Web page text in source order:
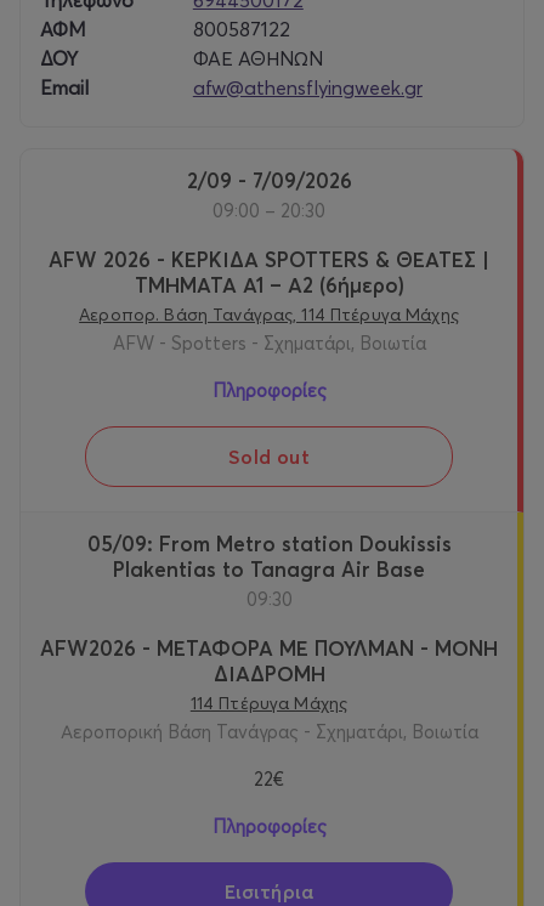
ΑΦΜ
800587122
ΔΟΥ
ΦΑΕ ΑΘΗΝΩΝ
Email
afw@athensflyingweek.gr
2/09 - 7/09/2026
09:00 – 20:30
AFW 2026 - ΚΕΡΚΙΔΑ SPOTTERS & ΘΕΑΤΕΣ |
ΤΜΗΜΑΤΑ Α1 – Α2 (6ήμερο)
Αεροπορ. Βάση Τανάγρας, 114 Πτέρυγα Μάχης
AFW - Spotters - Σχηματάρι, Βοιωτία
Πληροφορίες
Sold out
05/09: From Metro station Doukissis
Plakentias to Tanagra Air Base
09:30
AFW2026 - ΜΕΤΑΦΟΡΑ ΜΕ ΠΟΥΛΜΑΝ - ΜΟΝΗ
ΔΙΑΔΡΟΜΗ
114 Πτέρυγα Μάχης
Αεροπορική Βάση Τανάγρας - Σχηματάρι, Βοιωτία
22€
Πληροφορίες
Εισιτήρια